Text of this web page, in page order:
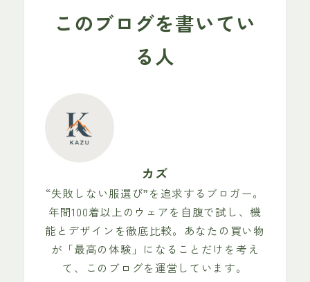
このブログを書いてい
る人
カズ
“失敗しない服選び”を追求するブロガー。
年間100着以上のウェアを自腹で試し、機
能とデザインを徹底比較。あなたの買い物
が「最高の体験」になることだけを考え
て、このブログを運営しています。